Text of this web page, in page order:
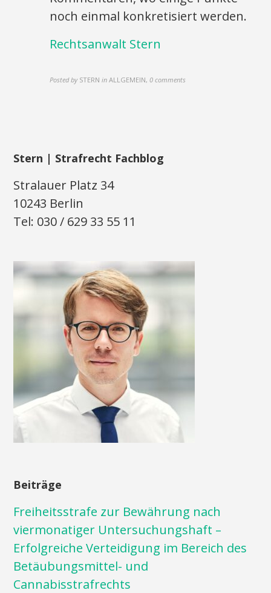
noch einmal konkretisiert werden.
Rechtsanwalt Stern
Posted by STERN in ALLGEMEIN,0 comments
Stern | Strafrecht Fachblog
Stralauer Platz 34
10243 Berlin
Tel: 030 / 629 33 55 11
Beiträge
Freiheitsstrafe zur Bewährung nach
viermonatiger Untersuchungshaft –
Erfolgreiche Verteidigung im Bereich des
Betäubungsmittel- und
Cannabisstrafrechts